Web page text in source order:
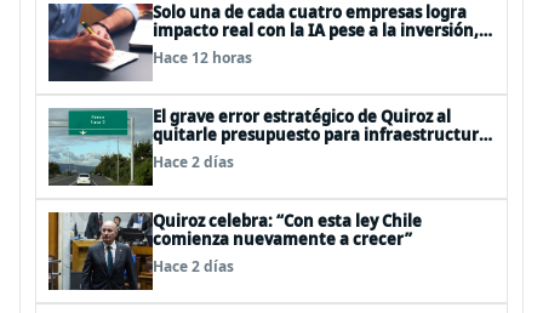
Solo una de cada cuatro empresas logra
impacto real con la IA pese a la inversión,
según el Foro Económico Mundial
Hace 12 horas
El grave error estratégico de Quiroz al
quitarle presupuesto para infraestructura
vial del Biobío
Hace 2 días
Quiroz celebra: “Con esta ley Chile
comienza nuevamente a crecer”
Hace 2 días